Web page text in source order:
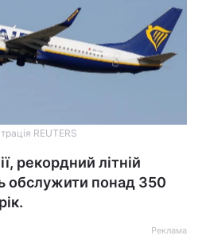
REUTERS
рекордний літній
обслужити понад 350
Реклама